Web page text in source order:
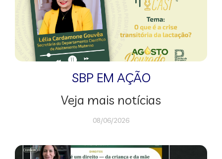
SBP EM AÇÃO
Veja mais notícias
08/06/2026